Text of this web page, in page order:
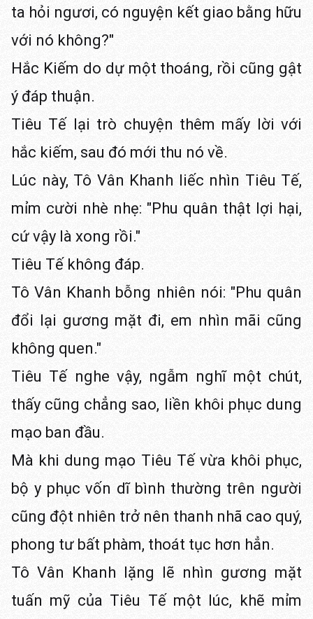
ta hỏi ngươi, có nguyện kết giao bằng hữu
với nó không?"
Hắc Kiếm do dự một thoáng, rồi cũng gật
ý đáp thuận.
Tiêu Tế lại trò chuyện thêm mấy lời với
hắc kiếm, sau đó mới thu nó về.
Lúc này, Tô Vân Khanh liếc nhìn Tiêu Tế,
mỉm cười nhè nhẹ: "Phu quân thật lợi hại,
cứ vậy là xong rồi."
Tiêu Tế không đáp.
Tô Vân Khanh bỗng nhiên nói: "Phu quân
đổi lại gương mặt đi, em nhìn mãi cũng
không quen."
Tiêu Tế nghe vậy, ngẫm nghĩ một chút,
thấy cũng chẳng sao, liền khôi phục dung
mạo ban đầu.
Mà khi dung mạo Tiêu Tế vừa khôi phục,
bộ y phục vốn dĩ bình thường trên người
cũng đột nhiên trở nên thanh nhã cao quý,
phong tư bất phàm, thoát tục hơn hẳn.
Tô Vân Khanh lặng lẽ nhìn gương mặt
tuấn mỹ của Tiêu Tế một lúc, khẽ mỉm